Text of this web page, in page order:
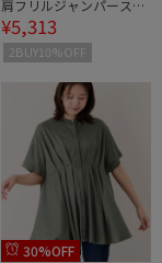
肩フリルジャンパースカ
ート
¥5,313
2BUY10%OFF
30%OFF